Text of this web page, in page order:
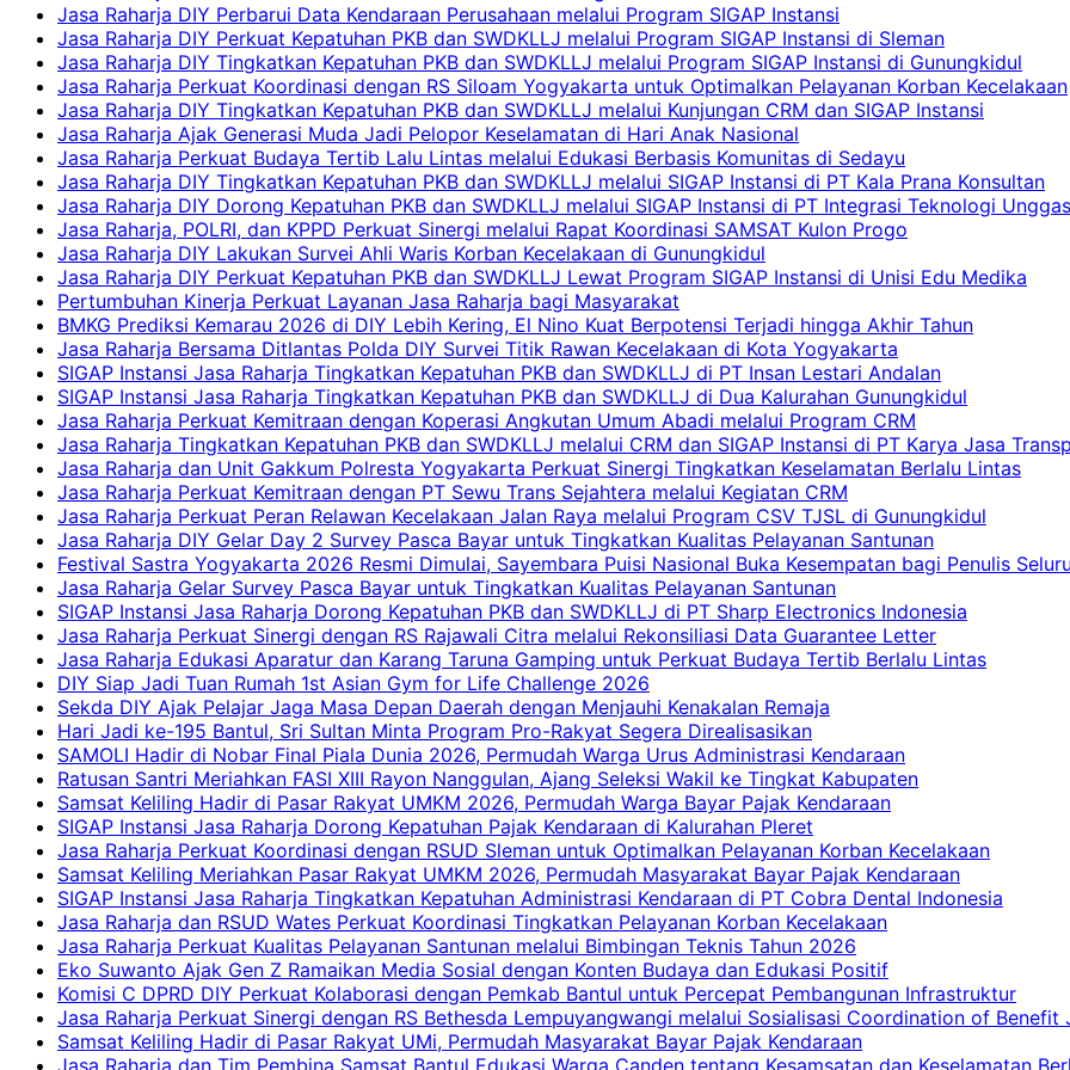
Jasa Raharja DIY Perbarui Data Kendaraan Perusahaan melalui Program SIGAP Instansi
Jasa Raharja DIY Perkuat Kepatuhan PKB dan SWDKLLJ melalui Program SIGAP Instansi di Sleman
Jasa Raharja DIY Tingkatkan Kepatuhan PKB dan SWDKLLJ melalui Program SIGAP Instansi di Gunungkidul
Jasa Raharja Perkuat Koordinasi dengan RS Siloam Yogyakarta untuk Optimalkan Pelayanan Korban Kecelakaan
Jasa Raharja DIY Tingkatkan Kepatuhan PKB dan SWDKLLJ melalui Kunjungan CRM dan SIGAP Instansi
Jasa Raharja Ajak Generasi Muda Jadi Pelopor Keselamatan di Hari Anak Nasional
Jasa Raharja Perkuat Budaya Tertib Lalu Lintas melalui Edukasi Berbasis Komunitas di Sedayu
Jasa Raharja DIY Tingkatkan Kepatuhan PKB dan SWDKLLJ melalui SIGAP Instansi di PT Kala Prana Konsultan
Jasa Raharja DIY Dorong Kepatuhan PKB dan SWDKLLJ melalui SIGAP Instansi di PT Integrasi Teknologi Unggas
Jasa Raharja, POLRI, dan KPPD Perkuat Sinergi melalui Rapat Koordinasi SAMSAT Kulon Progo
Jasa Raharja DIY Lakukan Survei Ahli Waris Korban Kecelakaan di Gunungkidul
Jasa Raharja DIY Perkuat Kepatuhan PKB dan SWDKLLJ Lewat Program SIGAP Instansi di Unisi Edu Medika
Pertumbuhan Kinerja Perkuat Layanan Jasa Raharja bagi Masyarakat
BMKG Prediksi Kemarau 2026 di DIY Lebih Kering, El Nino Kuat Berpotensi Terjadi hingga Akhir Tahun
Jasa Raharja Bersama Ditlantas Polda DIY Survei Titik Rawan Kecelakaan di Kota Yogyakarta
SIGAP Instansi Jasa Raharja Tingkatkan Kepatuhan PKB dan SWDKLLJ di PT Insan Lestari Andalan
SIGAP Instansi Jasa Raharja Tingkatkan Kepatuhan PKB dan SWDKLLJ di Dua Kalurahan Gunungkidul
Jasa Raharja Perkuat Kemitraan dengan Koperasi Angkutan Umum Abadi melalui Program CRM
Jasa Raharja Tingkatkan Kepatuhan PKB dan SWDKLLJ melalui CRM dan SIGAP Instansi di PT Karya Jasa
Jasa Raharja dan Unit Gakkum Polresta Yogyakarta Perkuat Sinergi Tingkatkan Keselamatan Berlalu Lintas
Jasa Raharja Perkuat Kemitraan dengan PT Sewu Trans Sejahtera melalui Kegiatan CRM
Jasa Raharja Perkuat Peran Relawan Kecelakaan Jalan Raya melalui Program CSV TJSL di Gunungkidul
Jasa Raharja DIY Gelar Day 2 Survey Pasca Bayar untuk Tingkatkan Kualitas Pelayanan Santunan
Festival Sastra Yogyakarta 2026 Resmi Dimulai, Sayembara Puisi Nasional Buka Kesempatan bagi Penulis
Jasa Raharja Gelar Survey Pasca Bayar untuk Tingkatkan Kualitas Pelayanan Santunan
SIGAP Instansi Jasa Raharja Dorong Kepatuhan PKB dan SWDKLLJ di PT Sharp Electronics Indonesia
Jasa Raharja Perkuat Sinergi dengan RS Rajawali Citra melalui Rekonsiliasi Data Guarantee Letter
Jasa Raharja Edukasi Aparatur dan Karang Taruna Gamping untuk Perkuat Budaya Tertib Berlalu Lintas
DIY Siap Jadi Tuan Rumah 1st Asian Gym for Life Challenge 2026
Sekda DIY Ajak Pelajar Jaga Masa Depan Daerah dengan Menjauhi Kenakalan Remaja
Hari Jadi ke-195 Bantul, Sri Sultan Minta Program Pro-Rakyat Segera Direalisasikan
SAMOLI Hadir di Nobar Final Piala Dunia 2026, Permudah Warga Urus Administrasi Kendaraan
Ratusan Santri Meriahkan FASI XIII Rayon Nanggulan, Ajang Seleksi Wakil ke Tingkat Kabupaten
Samsat Keliling Hadir di Pasar Rakyat UMKM 2026, Permudah Warga Bayar Pajak Kendaraan
SIGAP Instansi Jasa Raharja Dorong Kepatuhan Pajak Kendaraan di Kalurahan Pleret
Jasa Raharja Perkuat Koordinasi dengan RSUD Sleman untuk Optimalkan Pelayanan Korban Kecelakaan
Samsat Keliling Meriahkan Pasar Rakyat UMKM 2026, Permudah Masyarakat Bayar Pajak Kendaraan
SIGAP Instansi Jasa Raharja Tingkatkan Kepatuhan Administrasi Kendaraan di PT Cobra Dental Indonesia
Jasa Raharja dan RSUD Wates Perkuat Koordinasi Tingkatkan Pelayanan Korban Kecelakaan
Jasa Raharja Perkuat Kualitas Pelayanan Santunan melalui Bimbingan Teknis Tahun 2026
Eko Suwanto Ajak Gen Z Ramaikan Media Sosial dengan Konten Budaya dan Edukasi Positif
Komisi C DPRD DIY Perkuat Kolaborasi dengan Pemkab Bantul untuk Percepat Pembangunan Infrastruktur
Jasa Raharja Perkuat Sinergi dengan RS Bethesda Lempuyangwangi melalui Sosialisasi Coordination of Benefit
Samsat Keliling Hadir di Pasar Rakyat UMi, Permudah Masyarakat Bayar Pajak Kendaraan
Jasa Raharja dan Tim Pembina Samsat Bantul Edukasi Warga Canden tentang Kesamsatan dan Keselamatan